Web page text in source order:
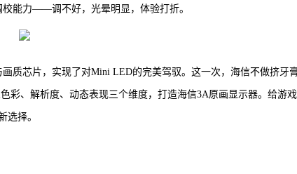
能力——调不好，光晕明显，体验打折。
质芯片，实现了对Mini LED的完美驾驭。这一次，海信不做挤牙
彩、解析度、动态表现三个维度，打造海信3A原画显示器。给游
选择。